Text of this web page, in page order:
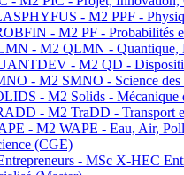
- M2 PPF -
- M2 PF - Probabilités
- M2 QLMN - Quantique,
- M2 QD -
- M2 SMNO - Science des
- M2 Solids - Mécanique
- M2 TraDD - Transport
- M2 WAPE - Eau, Air,
(CGE)
- MSc X-HEC